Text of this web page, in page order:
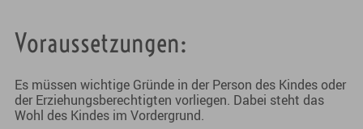
Voraussetzungen:
Es müssen wichtige Gründe in der Person des Kindes oder
der Erziehungsberechtigten vorliegen. Dabei steht das
Wohl des Kindes im Vordergrund.